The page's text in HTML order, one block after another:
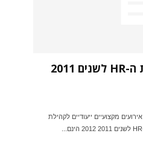
10 הנושאים ה'חמים' בזירת ה-HR לשנים 2011
בשנת 2011 בלבד התקיימו למעלה מ-1000 אירועים מקצועיים ייעודיים לקהילת